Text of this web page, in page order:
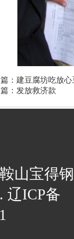
： 建豆腐坊吃放心
： 发放救济款
山宝得钢
辽ICP备